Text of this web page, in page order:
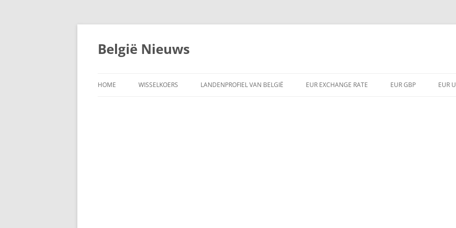
Spring
inhoud
België Nieuws
HOME WISSELKOERS LANDENPROFIEL VAN BELGIË EUR EXCHANGE RATE EUR GBP EUR